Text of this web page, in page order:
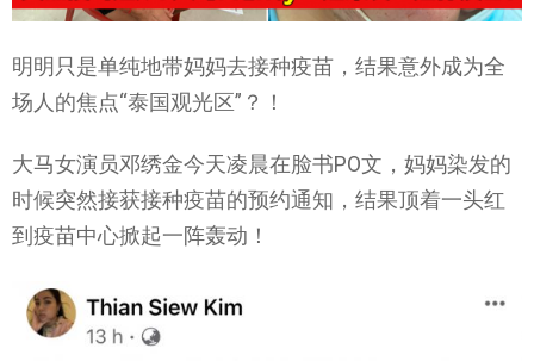
明明只是单纯地带妈妈去接种疫苗，结果意外成为全
场人的焦点“泰国观光区”？！
大马女演员邓绣金今天凌晨在脸书PO文，妈妈染发的
时候突然接获接种疫苗的预约通知，结果顶着一头红
到疫苗中心掀起一阵轰动！